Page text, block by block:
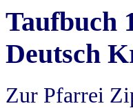
Taufbuch
Deutsch
Zur Pfarrei